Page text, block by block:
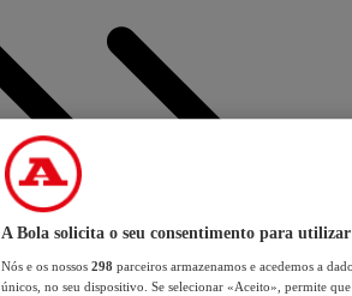
A Bola solicita o seu consentimento para utilizar
Nós e os nossos 298 parceiros armazenamos e acedemos a
únicos, no seu dispositivo. Se selecionar «Aceito», permite